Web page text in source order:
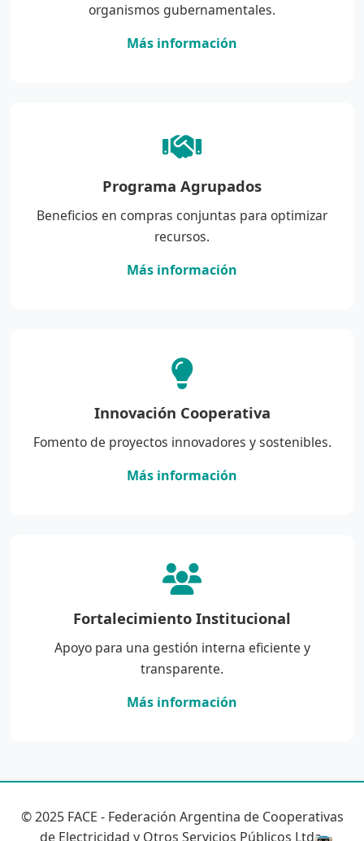
organismos gubernamentales.
Más información
Programa Agrupados
Beneficios en compras conjuntas para optimizar
recursos.
Más información
Innovación Cooperativa
Fomento de proyectos innovadores y sostenibles.
Más información
Fortalecimiento Institucional
Apoyo para una gestión interna eficiente y
transparente.
Más información
© 2025 FACE - Federación Argentina de Cooperativas
de Electricidad y Otros Servicios Públicos Ltda.